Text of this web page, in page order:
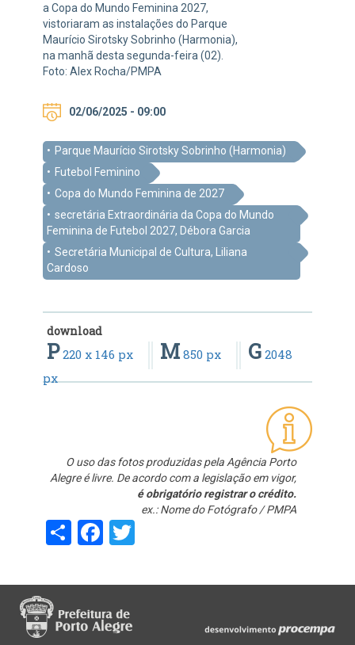
a Copa do Mundo Feminina 2027,
vistoriaram as instalações do Parque
Maurício Sirotsky Sobrinho (Harmonia),
na manhã desta segunda-feira (02).
Foto: Alex Rocha/PMPA
02/06/2025 - 09:00
Parque Maurício Sirotsky Sobrinho (Harmonia)
Futebol Feminino
Copa do Mundo Feminina de 2027
secretária Extraordinária da Copa do Mundo
Feminina de Futebol 2027, Débora Garcia
Secretária Municipal de Cultura, Liliana
Cardoso
download
P220 x 146 px M 850 px G 2048
px
O uso das fotos produzidas pela Agência Porto
Alegre é livre. De acordo com a legislação em vigor,
é obrigatório registrar o crédito.
ex.: Nome do Fotógrafo / PMPA
ShareFacebook